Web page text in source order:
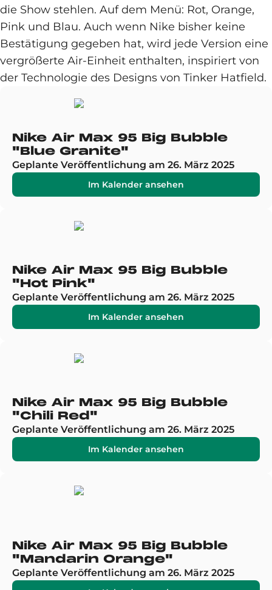
die Show stehlen. Auf dem Menü: Rot, Orange,
Pink und Blau. Auch wenn Nike bisher keine
Bestätigung gegeben hat, wird jede Version eine
vergrößerte Air-Einheit enthalten, inspiriert von
der Technologie des Designs von Tinker Hatfield.
Nike Air Max 95 Big Bubble
"Blue Granite"
Geplante Veröffentlichung am 26. März 2025
Im Kalender ansehen
Nike Air Max 95 Big Bubble
"Hot Pink"
Geplante Veröffentlichung am 26. März 2025
Im Kalender ansehen
Nike Air Max 95 Big Bubble
"Chili Red"
Geplante Veröffentlichung am 26. März 2025
Im Kalender ansehen
Nike Air Max 95 Big Bubble
"Mandarin Orange"
Geplante Veröffentlichung am 26. März 2025